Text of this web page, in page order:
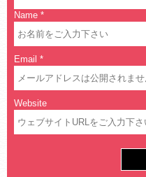
Name *
Email *
Website